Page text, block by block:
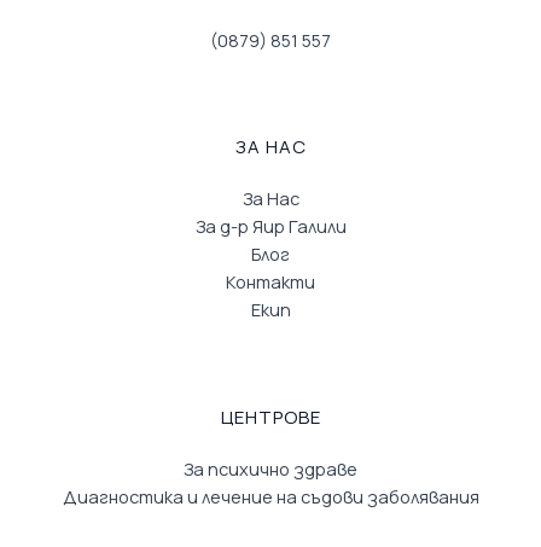
(0879) 851 557
ЗА НАС
За Нас
За д-р Яир Галили
Блог
Контакти
Екип
ЦЕНТРОВЕ
За психично здраве
Диагностика и лечение на съдови заболявания